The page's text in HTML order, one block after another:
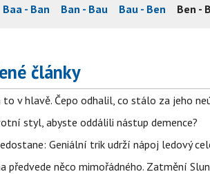
Baa - Ban Ban - Bau Bau - Ben Ben -
články
v hlavě. Čepo odhalil, co stálo za jeho
styl, abyste oddálili nástup demence?
Geniální trik udrží nápoj ledový
předvede něco mimořádného. Zatmění